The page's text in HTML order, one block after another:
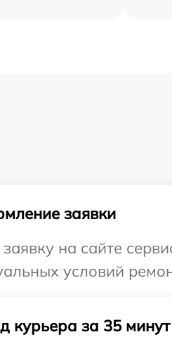
заявки
заявку на сайте
условий
курьера за 35 минут